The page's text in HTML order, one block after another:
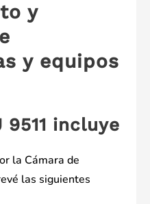
y
y equipos
9511 incluye
la Cámara de
las siguientes